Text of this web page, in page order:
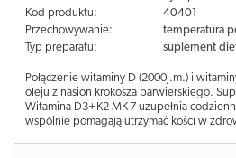
Kod produktu:
40401
Przechowywanie:
temperatura
Typ preparatu:
suplement
Połączenie witaminy D (2000j.m.) i
oleju z nasion krokosza barwierskiego.
Witamina D3+K2 MK-7 uzupełnia
wspólnie pomagają utrzymać kości w